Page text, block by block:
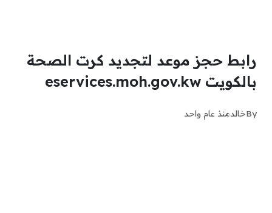
رابط حجز موعد لتجديد كرت الصحة
بالكويت eservices.moh.gov.kw
Byخالدمنذ عام واحد